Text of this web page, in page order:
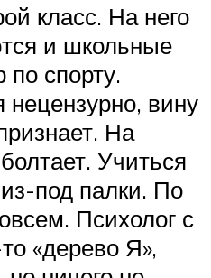
класс. На него
и школьные
по спорту.
нецензурно, вину
На
Учиться
под палки. По
Психолог с
«дерево Я»,